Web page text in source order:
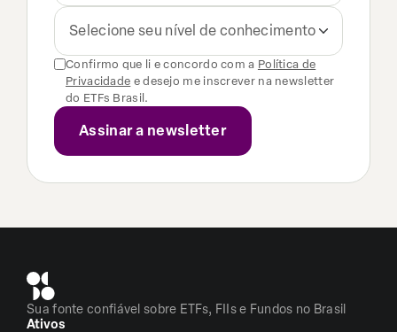
Selecione seu nível de conhecimento
Confirmo que li e concordo com a Política de
Privacidade e desejo me inscrever na newsletter
do ETFs Brasil.
Sua fonte confiável sobre ETFs, FIIs e Fundos no Brasil
Ativos